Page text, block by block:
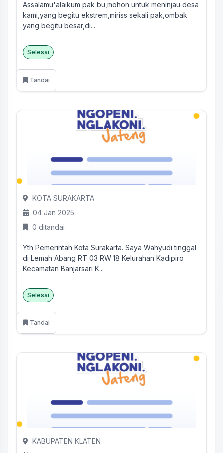
Assalamu'alaikum pak bu,mohon untuk meninjau desa
kami,yang begitu ekstrem,miriss sekali pak,ombak
yang begitu besar,di...
Selesai
Tandai
KOTA SURAKARTA
04 Jan 2025
0 ditandai
Yth Pemerintah Kota Surakarta. Saya Wahyudi tinggal
di Lemah Abang RT 03 RW 18 Kelurahan Kadipiro
Kecamatan Banjarsari K...
Selesai
Tandai
KABUPATEN KLATEN